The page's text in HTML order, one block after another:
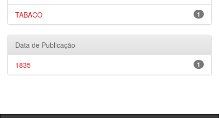
1
TABACO
Data de Publicação
1
1835